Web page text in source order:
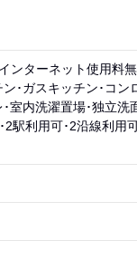
ンターネット使用料
･ガスキッチン･コン
室内洗濯置場･独立洗
駅利用可･2沿線利用